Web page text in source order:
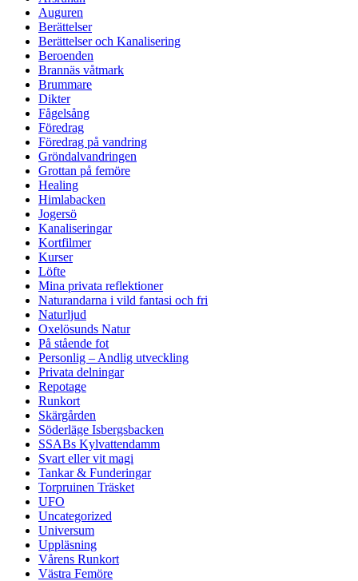
Auguren
Berättelser
Berättelser och Kanalisering
Beroenden
Brannäs våtmark
Brummare
Dikter
Fågelsång
Föredrag
Föredrag på vandring
Gröndalvandringen
Grottan på femöre
Healing
Himlabacken
Jogersö
Kanaliseringar
Kortfilmer
Kurser
Löfte
Mina privata reflektioner
Naturandarna i vild fantasi och fri
Naturljud
Oxelösunds Natur
På stående fot
Personlig – Andlig utveckling
Privata delningar
Repotage
Runkort
Skärgården
Söderläge Isbergsbacken
SSABs Kylvattendamm
Svart eller vit magi
Tankar & Funderingar
Torpruinen Träsket
UFO
Uncategorized
Universum
Uppläsning
Vårens Runkort
Västra Femöre